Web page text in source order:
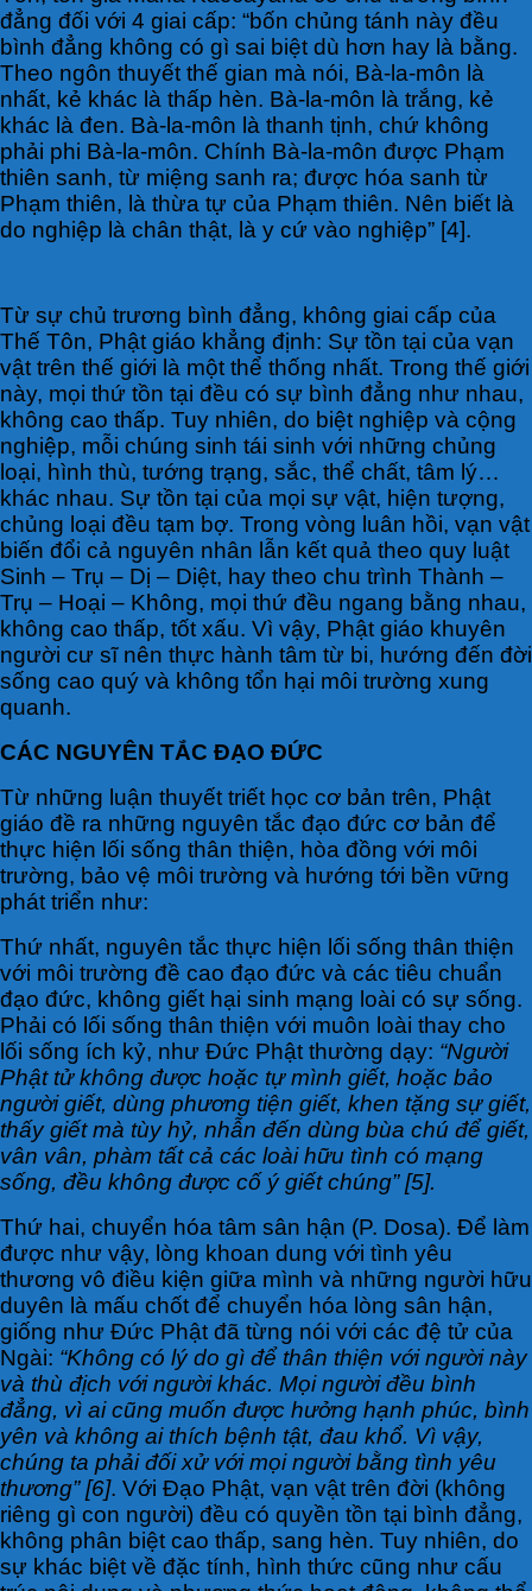
đẳng đối với 4 giai cấp: “bốn chủng tánh này đều
bình đẳng không có gì sai biệt dù hơn hay là bằng.
Theo ngôn thuyết thế gian mà nói, Bà-la-môn là
nhất, kẻ khác là thấp hèn. Bà-la-môn là trắng, kẻ
khác là đen. Bà-la-môn là thanh tịnh, chứ không
phải phi Bà-la-môn. Chính Bà-la-môn được Phạm
thiên sanh, từ miệng sanh ra; được hóa sanh từ
Phạm thiên, là thừa tự của Phạm thiên. Nên biết là
do nghiệp là chân thật, là y cứ vào nghiệp” [4].
Từ sự chủ trương bình đẳng, không giai cấp của
Thế Tôn, Phật giáo khẳng định: Sự tồn tại của vạn
vật trên thế giới là một thể thống nhất. Trong thế giới
này, mọi thứ tồn tại đều có sự bình đẳng như nhau,
không cao thấp. Tuy nhiên, do biệt nghiệp và cộng
nghiệp, mỗi chúng sinh tái sinh với những chủng
loại, hình thù, tướng trạng, sắc, thể chất, tâm lý…
khác nhau. Sự tồn tại của mọi sự vật, hiện tượng,
chủng loại đều tạm bợ. Trong vòng luân hồi, vạn vật
biến đổi cả nguyên nhân lẫn kết quả theo quy luật
Sinh – Trụ – Dị – Diệt, hay theo chu trình Thành –
Trụ – Hoại – Không, mọi thứ đều ngang bằng nhau,
không cao thấp, tốt xấu. Vì vậy, Phật giáo khuyên
người cư sĩ nên thực hành tâm từ bi, hướng đến đời
sống cao quý và không tổn hại môi trường xung
quanh.
CÁC NGUYÊN TẮC ĐẠO ĐỨC
Từ những luận thuyết triết học cơ bản trên, Phật
giáo đề ra những nguyên tắc đạo đức cơ bản để
thực hiện lối sống thân thiện, hòa đồng với môi
trường, bảo vệ môi trường và hướng tới bền vững
phát triển như:
Thứ nhất, nguyên tắc thực hiện lối sống thân thiện
với môi trường đề cao đạo đức và các tiêu chuẩn
đạo đức, không giết hại sinh mạng loài có sự sống.
Phải có lối sống thân thiện với muôn loài thay cho
lối sống ích kỷ, như Đức Phật thường dạy: “Người
Phật tử không được hoặc tự mình giết, hoặc bảo
người giết, dùng phương tiện giết, khen tặng sự giết,
thấy giết mà tùy hỷ, nhẫn đến dùng bùa chú để giết,
vân vân, phàm tất cả các loài hữu tình có mạng
sống, đều không được cố ý giết chúng” [5].
Thứ hai, chuyển hóa tâm sân hận (P. Dosa). Để làm
được như vậy, lòng khoan dung với tình yêu
thương vô điều kiện giữa mình và những người hữu
duyên là mấu chốt để chuyển hóa lòng sân hận,
giống như Đức Phật đã từng nói với các đệ tử của
Ngài: “Không có lý do gì để thân thiện với người này
và thù địch với người khác. Mọi người đều bình
đẳng, vì ai cũng muốn được hưởng hạnh phúc, bình
yên và không ai thích bệnh tật, đau khổ. Vì vậy,
chúng ta phải đối xử với mọi người bằng tình yêu
thương” [6]. Với Đạo Phật, vạn vật trên đời (không
riêng gì con người) đều có quyền tồn tại bình đẳng,
không phân biệt cao thấp, sang hèn. Tuy nhiên, do
sự khác biệt về đặc tính, hình thức cũng như cấu